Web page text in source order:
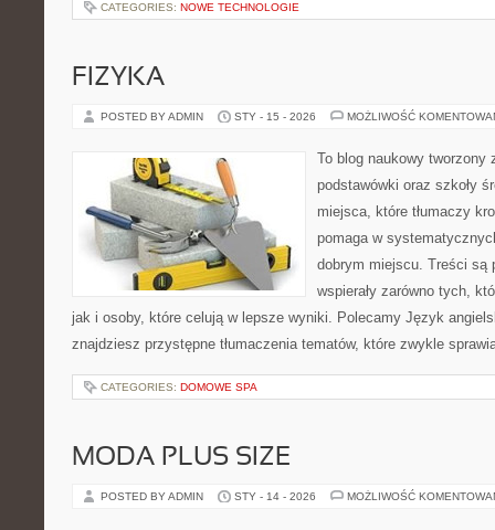
CATEGORIES: NOWE TECHNOLOGIE
FIZYKA
POSTED BY ADMIN STY - 15 - 2026 MOŻLIWOŚĆ
To blog naukowy
podstawówki oraz szkoły
miejsca, które tłumaczy
pomaga w
dobrym miejscu. Treści są
wspierały zarówno tych,
jak i osoby, które celują w lepsze wyniki. Polecamy Język
znajdziesz przystępne tłumaczenia tematów, które zwykle
CATEGORIES: DOMOWE SPA
MODA PLUS SIZE
POSTED BY ADMIN STY - 14 - 2026 MOŻLIWOŚĆ